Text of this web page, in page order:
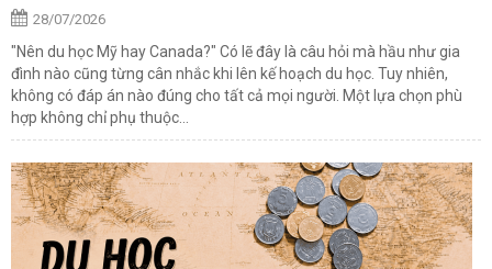
28/07/2026
"Nên du học Mỹ hay Canada?" Có lẽ đây là câu hỏi mà hầu như gia
đình nào cũng từng cân nhắc khi lên kế hoạch du học. Tuy nhiên,
không có đáp án nào đúng cho tất cả mọi người. Một lựa chọn phù
hợp không chỉ phụ thuộc...